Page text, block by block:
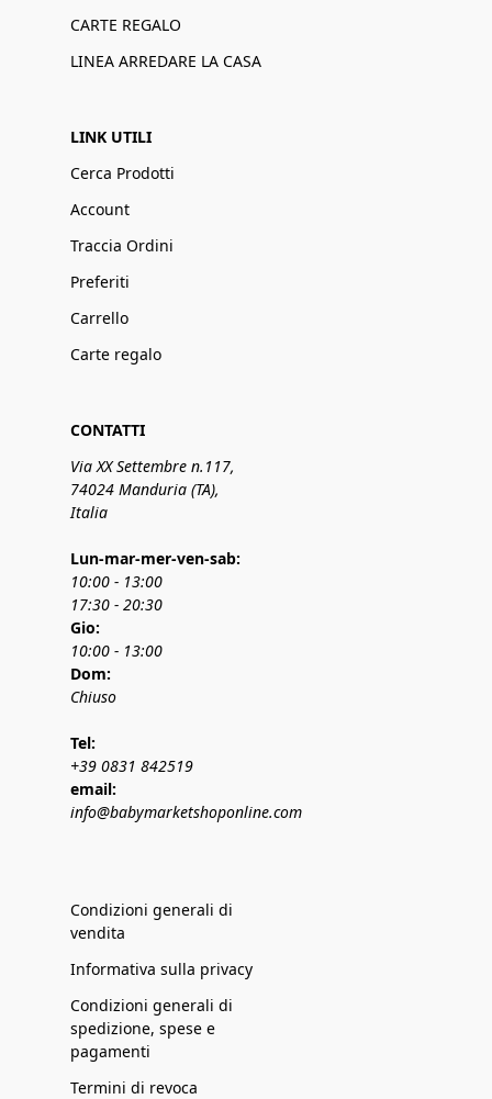
CARTE REGALO
LINEA ARREDARE LA CASA
LINK UTILI
Cerca Prodotti
Account
Traccia Ordini
Preferiti
Carrello
Carte regalo
CONTATTI
Via XX Settembre n.117,
74024 Manduria (TA),
Italia
Lun-mar-mer-ven-sab:
10:00 - 13:00
17:30 - 20:30
Gio:
10:00 - 13:00
Dom:
Chiuso
Tel:
+39 0831 842519
email:
info@babymarketshoponline.com
Condizioni generali di
vendita
Informativa sulla privacy
Condizioni generali di
spedizione, spese e
pagamenti
Termini di revoca